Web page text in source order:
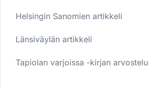
Helsingin Sanomien artikkeli
Länsiväylän artikkeli
Tapiolan varjoissa -kirjan arvostelu